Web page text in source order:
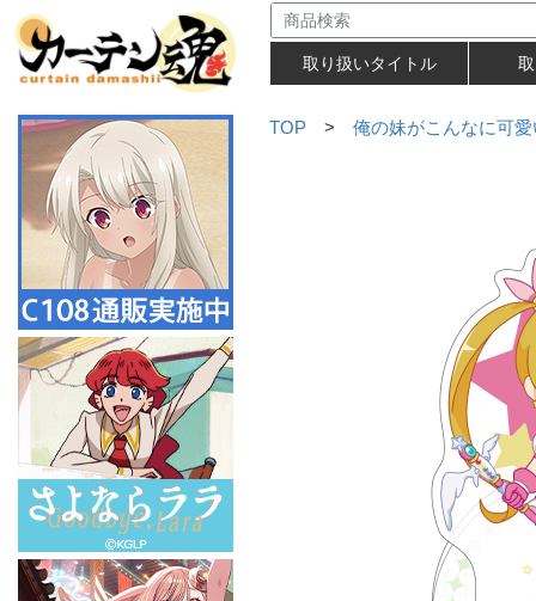
取り扱いタイトル
TOP > 俺の妹がこんなに可